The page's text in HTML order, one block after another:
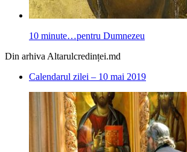
10 minute…pentru Dumnezeu
Din arhiva Altarulcredinței.md
Calendarul zilei – 10 mai 2019